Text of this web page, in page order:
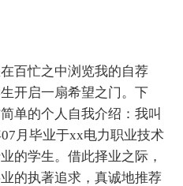
百忙之中浏览我的自荐
开启一扇希望之门。下
单的个人自我介绍：我叫
月毕业于xx电力职业技术
的学生。借此择业之际，
的执著追求，真诚地推荐